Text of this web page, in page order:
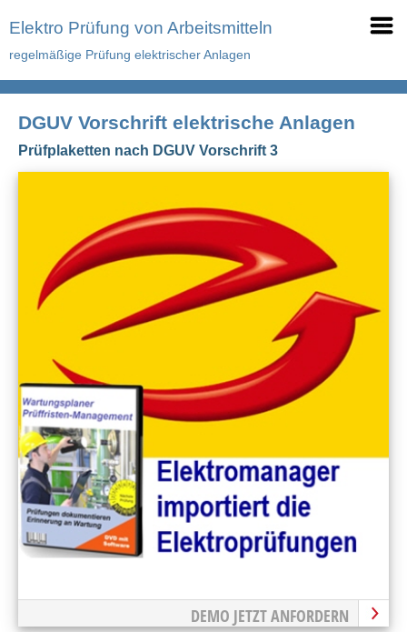
Elektro Prüfung von Arbeitsmitteln
regelmäßige Prüfung elektrischer Anlagen
DGUV Vorschrift elektrische Anlagen
Prüfplaketten nach DGUV Vorschrift 3
DEMO JETZT ANFORDERN